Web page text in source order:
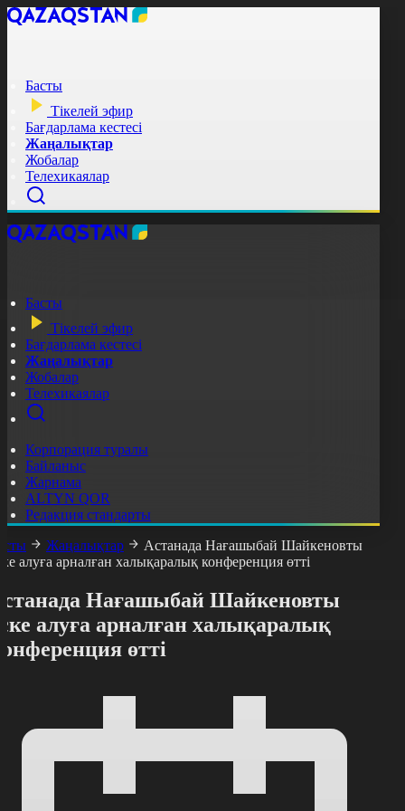
Басты
Тікелей эфир
Бағдарлама кестесі
Жаңалықтар
Жобалар
Телехикаялар
Басты
Тікелей эфир
Бағдарлама кестесі
Жаңалықтар
Жобалар
Телехикаялар
Корпорация туралы
Байланыс
Жарнама
ALTYN QOR
Редакция стандарты
Жаңалықтар
Астанада Нағашыбай Шайкеновты
алуға арналған халықаралық конференция өтті
Нағашыбай Шайкеновты
алуға арналған халықаралық
өтті